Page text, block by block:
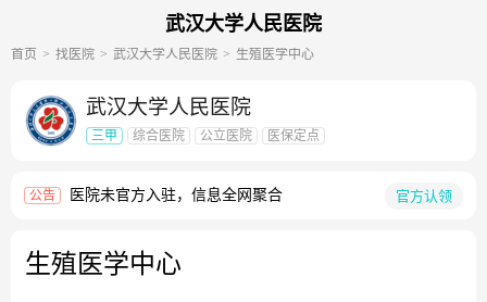
武汉大学人民医院
首页 找医院 武汉大学人民医院 生殖医学中心
武汉大学人民医院
三甲 综合医院 公立医院 医保定点
公告 医院未官方入驻，信息全网聚合 官方认领
生殖医学中心